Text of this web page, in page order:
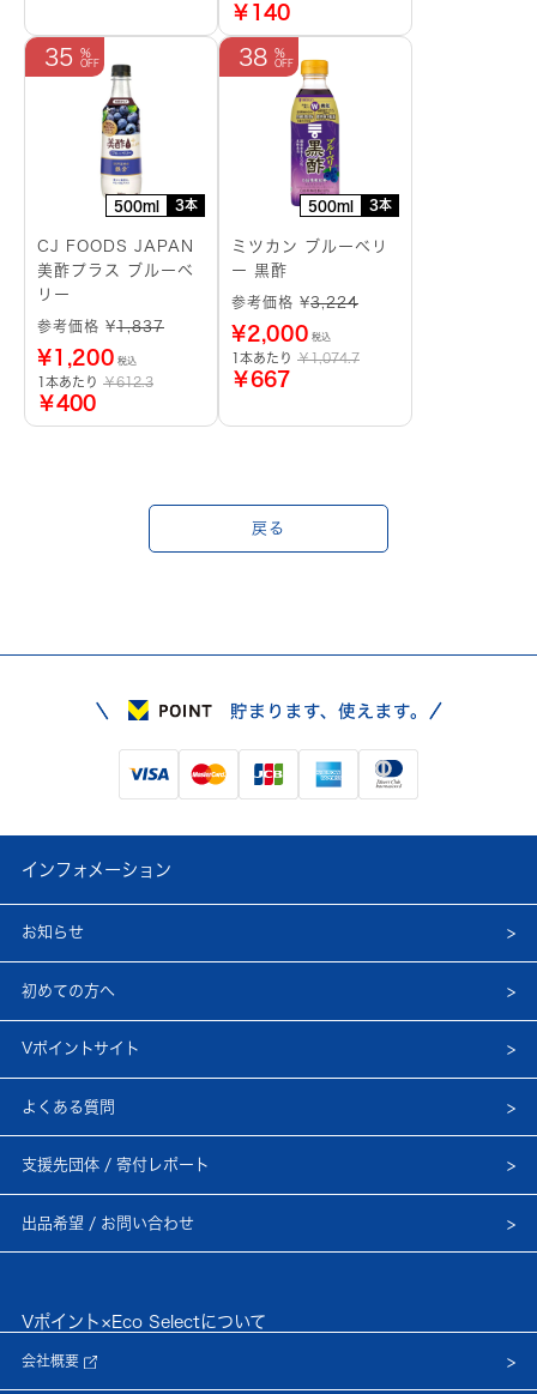
￥140
500ml 3本
35
CJ FOODS JAPAN
美酢プラス ブルーベ
リー
参考価格 ¥1,837
¥1,200 税込
1本あたり ￥612.3
￥400
500ml 3本
38
ミツカン ブルーベリ
ー 黒酢
参考価格 ¥3,224
¥2,000 税込
1本あたり ￥1,074.7
￥667
戻る
インフォメーション
お知らせ
初めての方へ
Vポイントサイト
よくある質問
支援先団体 / 寄付レポート
出品希望 / お問い合わせ
Vポイント×Eco Selectについて
会社概要